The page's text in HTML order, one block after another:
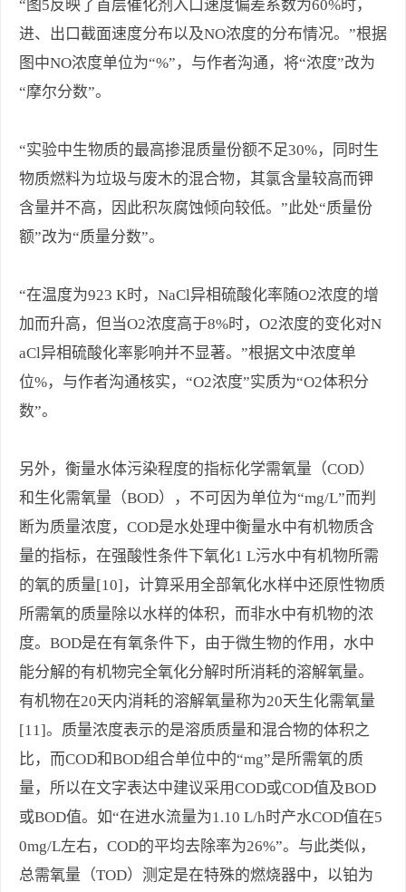
“图5反映了首层催化剂入口速度偏差系数为60%时，
进、出口截面速度分布以及NO浓度的分布情况。”根据
图中NO浓度单位为“%”，与作者沟通，将“浓度”改为
“摩尔分数”。
“实验中生物质的最高掺混质量份额不足30%，同时生
物质燃料为垃圾与废木的混合物，其氯含量较高而钾
含量并不高，因此积灰腐蚀倾向较低。”此处“质量份
额”改为“质量分数”。
“在温度为923 K时，NaCl异相硫酸化率随O2浓度的增
加而升高，但当O2浓度高于8%时，O2浓度的变化对N
aCl异相硫酸化率影响并不显著。”根据文中浓度单
位%，与作者沟通核实，“O2浓度”实质为“O2体积分
数”。
另外，衡量水体污染程度的指标化学需氧量（COD）
和生化需氧量（BOD），不可因为单位为“mg/L”而判
断为质量浓度，COD是水处理中衡量水中有机物质含
量的指标，在强酸性条件下氧化1 L污水中有机物所需
的氧的质量[10]，计算采用全部氧化水样中还原性物质
所需氧的质量除以水样的体积，而非水中有机物的浓
度。BOD是在有氧条件下，由于微生物的作用，水中
能分解的有机物完全氧化分解时所消耗的溶解氧量。
有机物在20天内消耗的溶解氧量称为20天生化需氧量
[11]。质量浓度表示的是溶质质量和混合物的体积之
比，而COD和BOD组合单位中的“mg”是所需氧的质
量，所以在文字表达中建议采用COD或COD值及BOD
或BOD值。如“在进水流量为1.10 L/h时产水COD值在5
0mg/L左右，COD的平均去除率为26%”。与此类似，
总需氧量（TOD）测定是在特殊的燃烧器中，以铂为